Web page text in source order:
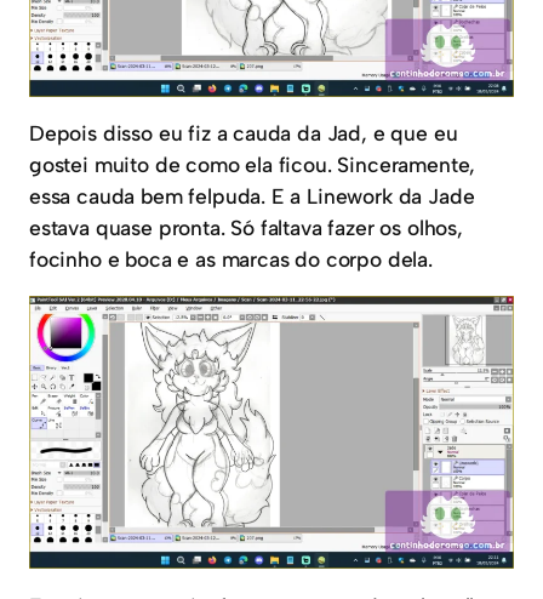
Depois disso eu fiz a cauda da Jad, e que eu
gostei muito de como ela ficou. Sinceramente,
essa cauda bem felpuda. E a Linework da Jade
estava quase pronta. Só faltava fazer os olhos,
focinho e boca e as marcas do corpo dela.